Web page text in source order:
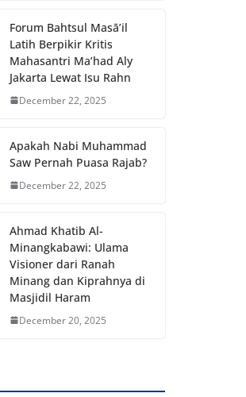
Forum Bahtsul Masā’il
Latih Berpikir Kritis
Mahasantri Ma’had Aly
Jakarta Lewat Isu Rahn
December 22, 2025
Apakah Nabi Muhammad
Saw Pernah Puasa Rajab?
December 22, 2025
Ahmad Khatib Al-
Minangkabawi: Ulama
Visioner dari Ranah
Minang dan Kiprahnya di
Masjidil Haram
December 20, 2025